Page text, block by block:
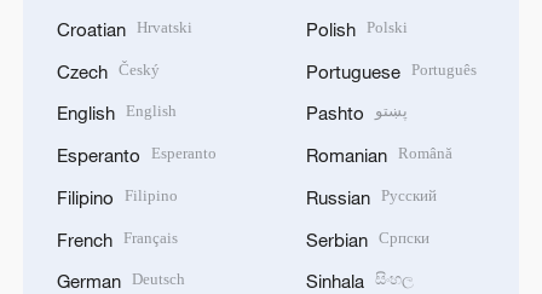
Croatian Hrvatski
Czech Český
English English
Esperanto Esperanto
Filipino Filipino
French Français
German Deutsch
Polish Polski
Portuguese Português
Pashto پښتو
Romanian Română
Russian Русский
Serbian Српски
Sinhala සිංහල